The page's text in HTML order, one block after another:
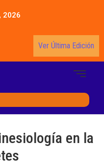
2026
Ver Última Edición
en la